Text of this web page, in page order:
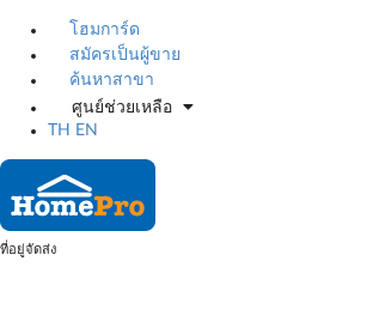
โฮมการ์ด
สมัครเป็นผู้ขาย
ค้นหาสาขา
ศูนย์ช่วยเหลือ
TH
EN
ที่อยู่จัดส่ง